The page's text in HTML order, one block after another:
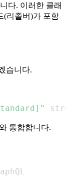
다. 이러한 클래
(리졸버)가 포함
습니다.
통합합니다.